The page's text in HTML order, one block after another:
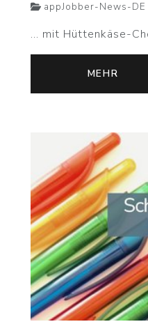
appJobber-News-DE
... mit Hüttenkäse-
MEHR